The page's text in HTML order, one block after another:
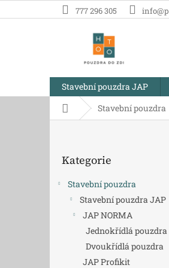
na
777 296 305
Stavební pouzdra JAP
Domů Stavební pouzdra
kategorie
Kategorie
Stavební pouzdra
Stavební pouzdra JAP
JAP NORMA
Jednokřídlá pouzdra
Dvoukřídlá pouzdra
JAP Profikit